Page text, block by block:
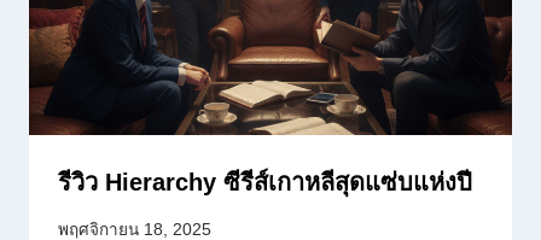
รีวิว Hierarchy ซีรีส์เกาหลีสุดแซ่บแห่งปี
พฤศจิกายน 18, 2025